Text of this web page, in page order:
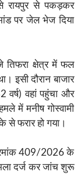
रायपुर से पकड़कर
पर जेल भेज दिया
क्षेत्र में फल
इसी दौरान बाजार
वर्ष) वहां पहुंचा और
में मनीष गोस्वामी
से फरार हो गया।
क्रमांक 409/2026 के
दर्ज कर जांच शुरू